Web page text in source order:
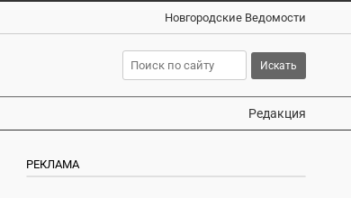
Новгородские Ведомости
Редакция
РЕКЛАМА